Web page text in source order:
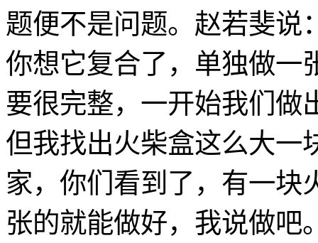
题便不是问题。赵若斐说
你想它复合了，单独做一
要很完整，一开始我们做
但我找出火柴盒这么大一
家，你们看到了，有一块
张的就能做好，我说做吧